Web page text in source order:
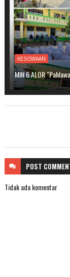
KESISWAAN
MIN 6 ALOR
POST
Tidak ada komentar